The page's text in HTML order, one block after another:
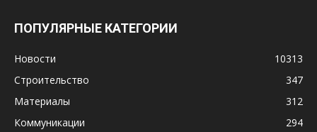
ПОПУЛЯРНЫЕ КАТЕГОРИИ
Новости
10313
Строительство
347
Материалы
312
Коммуникации
294